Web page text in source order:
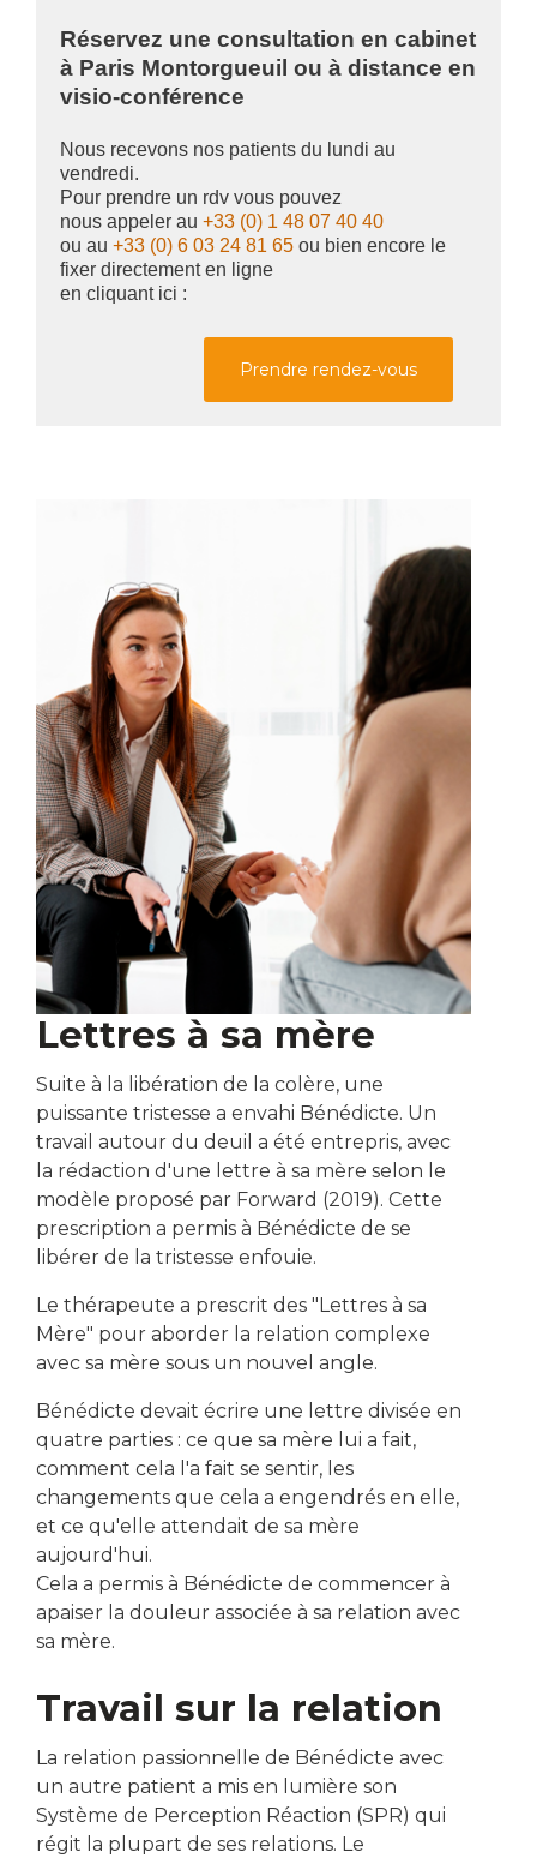
Réservez une consultation en cabinet
à Paris Montorgueuil ou à distance en
visio-conférence
Nous recevons nos patients du lundi au
vendredi.
Pour prendre un rdv vous pouvez
nous appeler au +33 (0) 1 48 07 40 40
ou au +33 (0) 6 03 24 81 65 ou bien encore le
fixer directement en ligne
en cliquant ici :
Prendre rendez-vous
Lettres à sa mère
Suite à la libération de la colère, une
puissante tristesse a envahi Bénédicte. Un
travail autour du deuil a été entrepris, avec
la rédaction d'une lettre à sa mère selon le
modèle proposé par Forward (2019). Cette
prescription a permis à Bénédicte de se
libérer de la tristesse enfouie.
Le thérapeute a prescrit des "Lettres à sa
Mère" pour aborder la relation complexe
avec sa mère sous un nouvel angle.
Bénédicte devait écrire une lettre divisée en
quatre parties : ce que sa mère lui a fait,
comment cela l'a fait se sentir, les
changements que cela a engendrés en elle,
et ce qu'elle attendait de sa mère
aujourd'hui.
Cela a permis à Bénédicte de commencer à
apaiser la douleur associée à sa relation avec
sa mère.
Travail sur la relation
La relation passionnelle de Bénédicte avec
un autre patient a mis en lumière son
Système de Perception Réaction (SPR) qui
régit la plupart de ses relations. Le